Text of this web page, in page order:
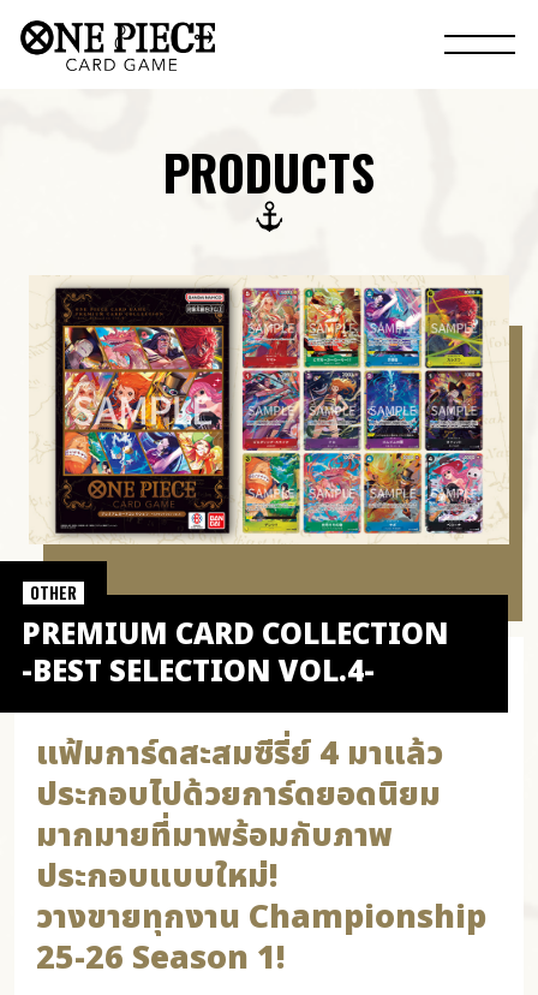
PRODUCTS
PREMIUM CARD COLLECTION
-BEST SELECTION VOL.4-
OTHER
แฟ้มการ์ดสะสมซีรี่ย์ 4 มาแล้ว
ประกอบไปด้วยการ์ดยอดนิยม
มากมายที่มาพร้อมกับภาพ
ประกอบแบบใหม่!
วางขายทุกงาน Championship
25-26 Season 1!